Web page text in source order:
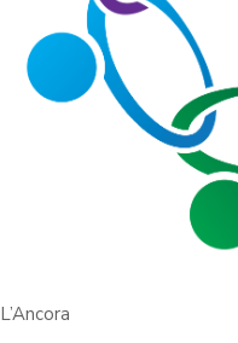
L’Ancora